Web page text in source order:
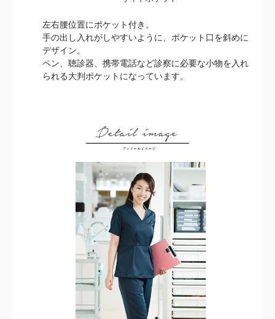
左右腰位置にポケット付き。
手の出し入れがしやすいように、ポケット口を斜めに
デザイン。
ペン、聴診器、携帯電話など診察に必要な小物を入れ
られる大判ポケットになっています。